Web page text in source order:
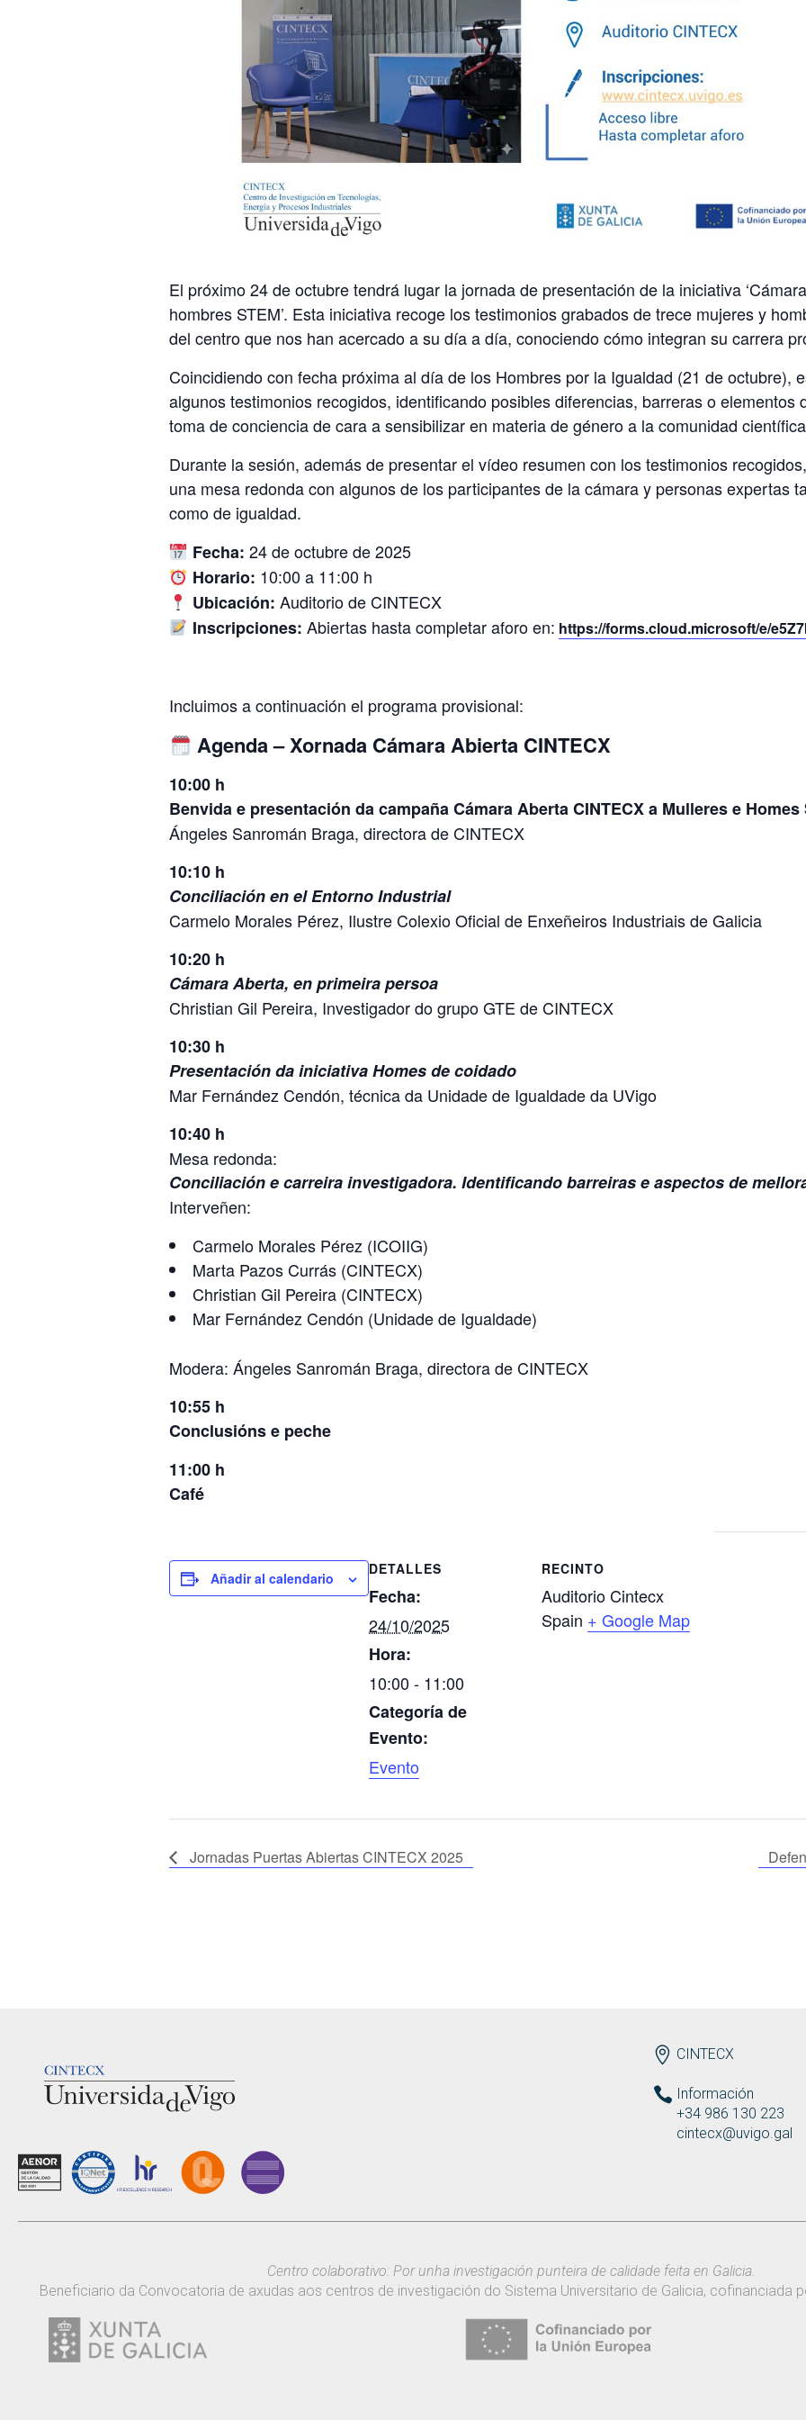
El próximo 24 de octubre tendrá lugar la jornada de presentación de la iniciativa
hombres STEM’. Esta iniciativa recoge los testimonios grabados de trece mujeres y
del centro que nos han acercado a su día a día, conociendo cómo integran su carrera
Coincidiendo con fecha próxima al día de los Hombres por la Igualdad (21 de octubre),
algunos testimonios recogidos, identificando posibles diferencias, barreras o elementos
toma de conciencia de cara a sensibilizar en materia de género a la comunidad
Durante la sesión, además de presentar el vídeo resumen con los testimonios
una mesa redonda con algunos de los participantes de la cámara y personas expertas
como de igualdad.
Fecha: 24 de octubre de 2025
Horario: 10:00 a 11:00 h
Ubicación: Auditorio de CINTECX
Inscripciones: Abiertas hasta completar aforo en: https://forms.cloud.microsoft/e/
Incluimos a continuación el programa provisional:
Agenda – Xornada Cámara Abierta CINTECX
10:00 h
Benvida e presentación da campaña Cámara Aberta CINTECX a Mulleres e Homes
Ángeles Sanromán Braga, directora de CINTECX
10:10 h
Conciliación en el Entorno Industrial
Carmelo Morales Pérez, Ilustre Colexio Oficial de Enxeñeiros Industriais de Galicia
10:20 h
Cámara Aberta, en primeira persoa
Christian Gil Pereira, Investigador do grupo GTE de CINTECX
10:30 h
Presentación da iniciativa Homes de coidado
Mar Fernández Cendón, técnica da Unidade de Igualdade da UVigo
10:40 h
Mesa redonda:
Conciliación e carreira investigadora. Identificando barreiras e aspectos de
Interveñen:
Carmelo Morales Pérez (ICOIIG)
Marta Pazos Currás (CINTECX)
Christian Gil Pereira (CINTECX)
Mar Fernández Cendón (Unidade de Igualdade)
Modera: Ángeles Sanromán Braga, directora de CINTECX
10:55 h
Conclusións e peche
11:00 h
Café
Añadir al calendario
DETALLES
Fecha:
24/10/2025
Hora:
10:00 - 11:00
Categoría de
Evento:
Evento
RECINTO
Auditorio Cintecx
Spain + Google Map
Jornadas Puertas Abiertas CINTECX 2025
ENDEREZO ES
CINTECX
Información
+34 986 130 223
cintecx@uvigo.gal
Centro colaborativo: Por unha investigación punteira de calidade feita en Galicia.
Beneficiario da Convocatoria de axudas aos centros de investigación do Sistema Universitario de Galicia, cofinanciada